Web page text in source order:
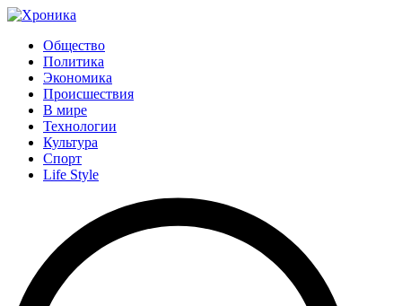
Общество
Политика
Экономика
Происшествия
В мире
Технологии
Культура
Спорт
Life Style